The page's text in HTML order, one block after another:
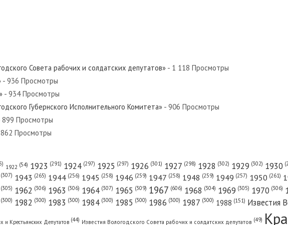
Совета рабочих и солдатских депутатов» - 1 118 Просмотры
- 936 Просмотры
- 934 Просмотры
Губернского Исполнительного Комитета» - 906 Просмотры
899 Просмотры
Просмотры
1922 (54) 1923 (291) 1924 (297) 1925 (297) 1926 (301) 1927 (298) 1928 (302) 1929 (302) 1930
(307) 1943 (265) 1944 (256) 1945 (258) 1946 (259) 1947 (258) 1948 (259) 1949 (257) 1950 (261)
(305) 1962 (306) 1963 (306) 1964 (307) 1965 (309) 1967 (606) 1968 (304) 1969 (305) 1970 (306)
(300) 1982 (300) 1983 (300) 1984 (300) 1985 (300) 1986 (300) 1987 (300) 1988 (151) Известия
и Крестьянских Депутатов (44) Известия Вологодского Совета рабочих и солдатских депутатов (49)